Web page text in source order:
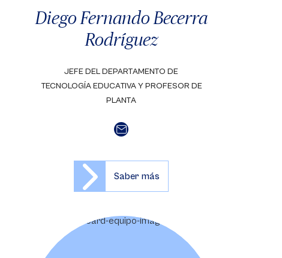
Diego Fernando Becerra
Rodríguez
JEFE DEL DEPARTAMENTO DE
TECNOLOGÍA EDUCATIVA Y PROFESOR DE
PLANTA
Saber más